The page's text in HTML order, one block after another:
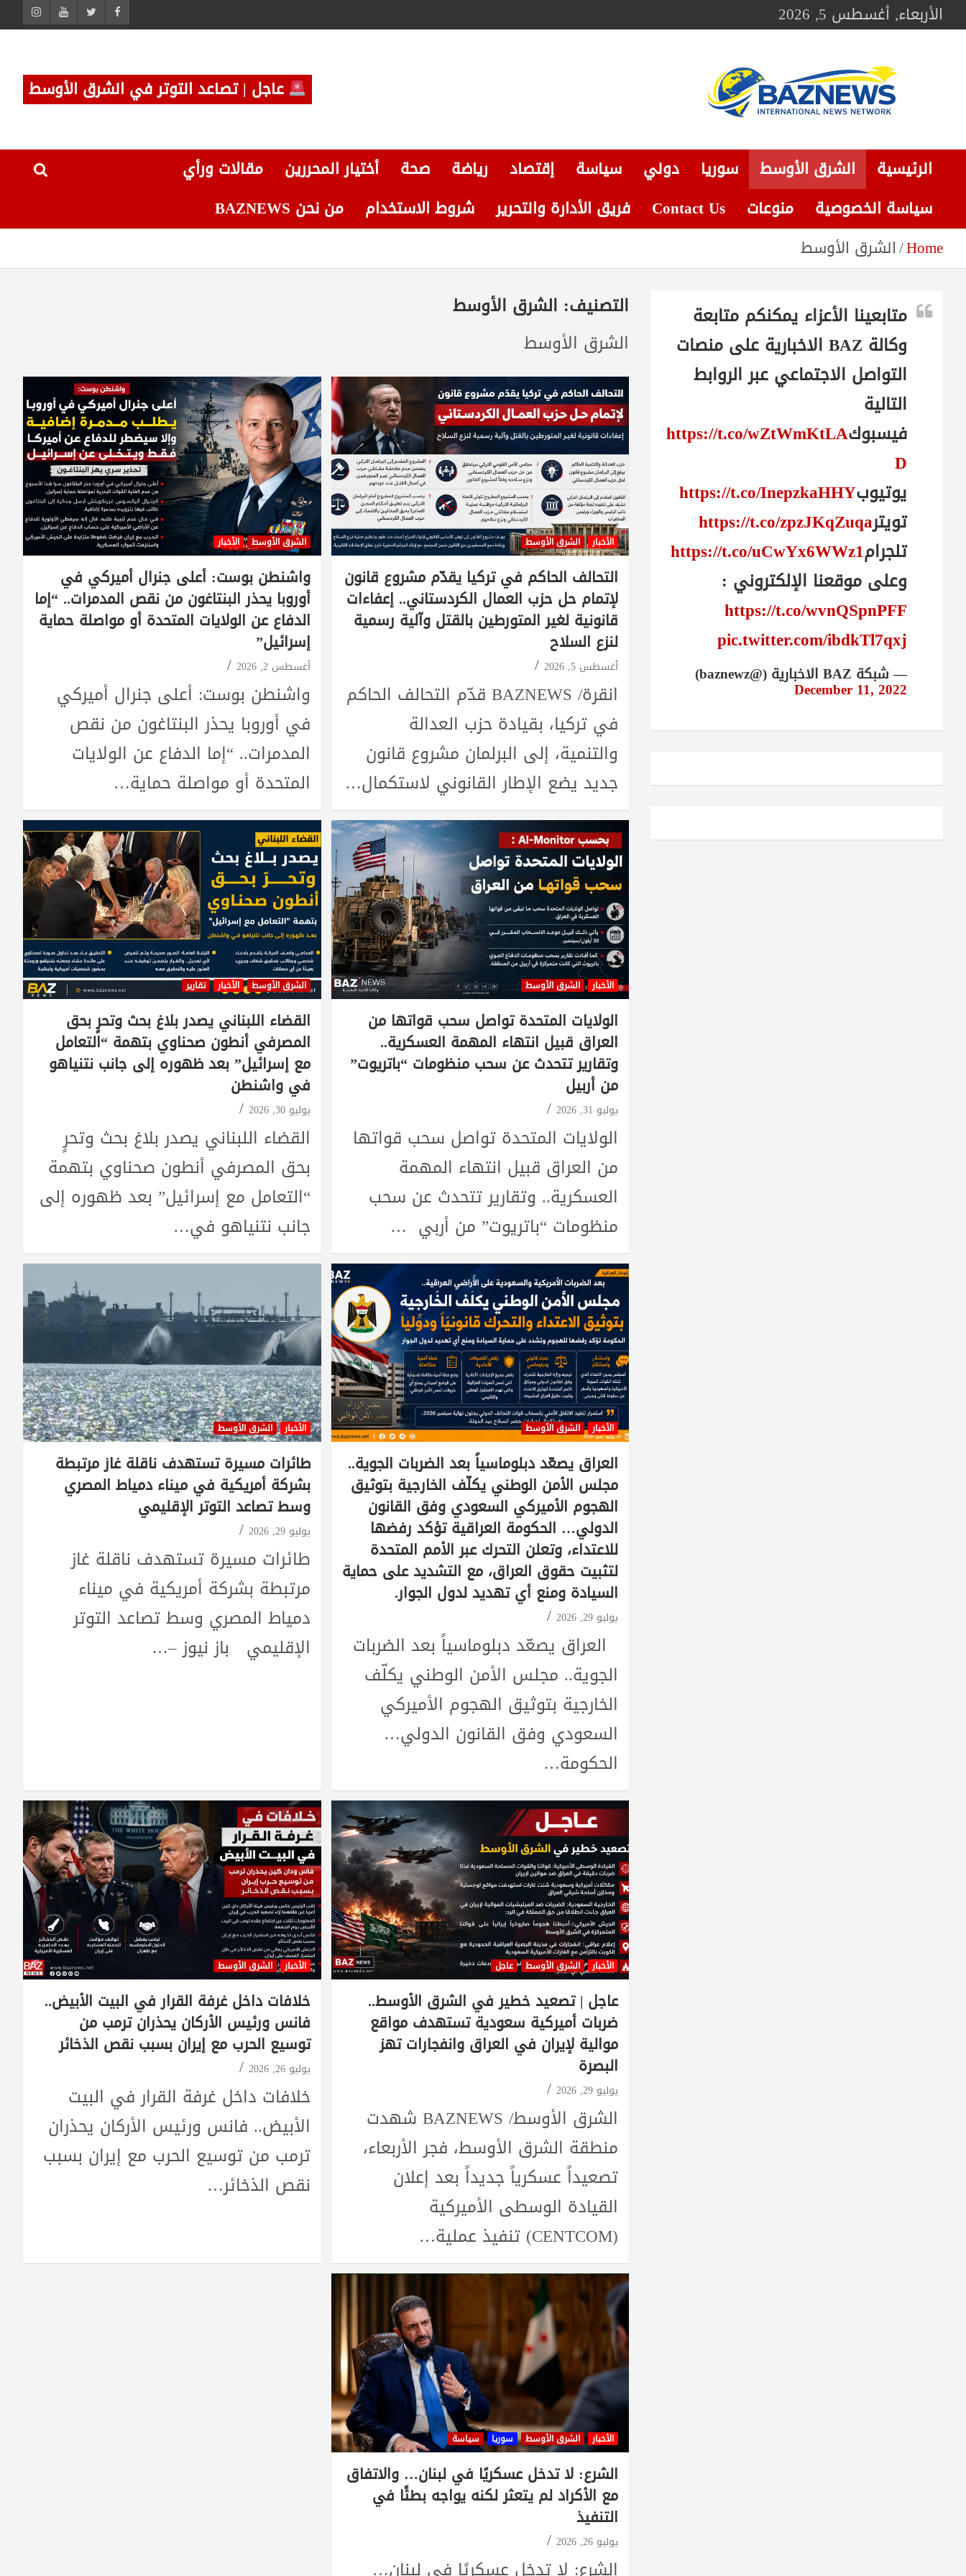
Skip
to الأربعاء, أغسطس 5, 2026
شبكة باز الإخبارية
عاجل | تصاعد التوتر في الشرق الأوسط
الرئيسية الشرق الأوسط سوريا دولي سياسة إقتصاد رياضة صحة أختيار المحررين
مقالات ورأي
سياسة الخصوصية
منوعات Contact Us فريق الأدارة والتحرير شروط الاستخدام
من نحن BAZNEWS
Home الشرق الأوسط
التصنيف: الشرق الأوسط
الشرق الأوسط
الأخبار الشرق الأوسط
التحالف الحاكم في تركيا يقدّم مشروع قانون
لإتمام حل حزب العمال الكردستاني.. إعفاءات
قانونية لغير المتورطين بالقتل وآلية رسمية
لنزع السلاح
أغسطس 5, 2026
انقرة/ BAZNEWS قدّم التحالف الحاكم
في تركيا، بقيادة حزب العدالة
والتنمية، إلى البرلمان مشروع قانون
جديد يضع الإطار القانوني لاستكمال…
الشرق الأوسط الأخبار
واشنطن بوست: أعلى جنرال أميركي في
أوروبا يحذر البنتاغون من نقص المدمرات.. “إما
الدفاع عن الولايات المتحدة أو مواصلة حماية
إسرائيل”
أغسطس 2, 2026
واشنطن بوست: أعلى جنرال أميركي
في أوروبا يحذر البنتاغون من نقص
المدمرات.. “إما الدفاع عن الولايات
المتحدة أو مواصلة حماية…
الأخبار الشرق الأوسط
الولايات المتحدة تواصل سحب قواتها من
العراق قبيل انتهاء المهمة العسكرية..
وتقارير تتحدث عن سحب منظومات “باتريوت”
من أربيل
يوليو 31, 2026
الولايات المتحدة تواصل سحب قواتها
من العراق قبيل انتهاء المهمة
العسكرية.. وتقارير تتحدث عن سحب
منظومات “باتريوت” من أربي …
الشرق الأوسط الأخبار تقارير
القضاء اللبناني يصدر بلاغ بحث وتحرٍ بحق
المصرفي أنطون صحناوي بتهمة “التعامل
مع إسرائيل” بعد ظهوره إلى جانب نتنياهو
في واشنطن
يوليو 30, 2026
القضاء اللبناني يصدر بلاغ بحث وتحرٍ
بحق المصرفي أنطون صحناوي بتهمة
“التعامل مع إسرائيل” بعد ظهوره إلى
جانب نتنياهو في…
الأخبار الشرق الأوسط
العراق يصعّد دبلوماسياً بعد الضربات الجوية..
مجلس الأمن الوطني يكلّف الخارجية بتوثيق
الهجوم الأميركي السعودي وفق القانون
الدولي… الحكومة العراقية تؤكد رفضها
للاعتداء، وتعلن التحرك عبر الأمم المتحدة
لتثبيت حقوق العراق، مع التشديد على حماية
السيادة ومنع أي تهديد لدول الجوار.
يوليو 29, 2026
العراق يصعّد دبلوماسياً بعد الضربات
الجوية.. مجلس الأمن الوطني يكلّف
الخارجية بتوثيق الهجوم الأميركي
السعودي وفق القانون الدولي…
الحكومة…
الأخبار الشرق الأوسط
طائرات مسيرة تستهدف ناقلة غاز مرتبطة
بشركة أمريكية في ميناء دمياط المصري
وسط تصاعد التوتر الإقليمي
يوليو 29, 2026
طائرات مسيرة تستهدف ناقلة غاز
مرتبطة بشركة أمريكية في ميناء
دمياط المصري وسط تصاعد التوتر
الإقليمي باز نيوز –…
الأخبار الشرق الأوسط عاجل
عاجل | تصعيد خطير في الشرق الأوسط..
ضربات أميركية سعودية تستهدف مواقع
موالية لإيران في العراق وانفجارات تهز
البصرة
يوليو 29, 2026
الشرق الأوسط/ BAZNEWS شهدت
منطقة الشرق الأوسط، فجر الأربعاء،
تصعيداً عسكرياً جديداً بعد إعلان
القيادة الوسطى الأميركية
(CENTCOM) تنفيذ عملية…
الأخبار الشرق الأوسط
خلافات داخل غرفة القرار في البيت الأبيض..
فانس ورئيس الأركان يحذران ترمب من
توسيع الحرب مع إيران بسبب نقص الذخائر
يوليو 26, 2026
خلافات داخل غرفة القرار في البيت
الأبيض.. فانس ورئيس الأركان يحذران
ترمب من توسيع الحرب مع إيران بسبب
نقص الذخائر…
الأخبار الشرق الأوسط سوريا سياسة
الشرع: لا تدخل عسكريًا في لبنان… والاتفاق
مع الأكراد لم يتعثر لكنه يواجه بطئًا في
التنفيذ
يوليو 26, 2026
متابعينا الأعزاء يمكنكم متابعة
وكالة BAZ الاخبارية على منصات
التواصل الاجتماعي عبر الروابط
التالية
فيسبوكhttps://t.co/wZtWmKtLA
D
يوتيوبhttps://t.co/InepzkaHHY
تويترhttps://t.co/zpzJKqZuqa
تلجرامhttps://t.co/uCwYx6WWz1
وعلى موقعنا الإلكتروني :
https://t.co/wvnQSpnPFF
pic.twitter.com/ibdkTl7qxj
— شبكة BAZ الاخبارية (@baznewz)
December 11, 2022